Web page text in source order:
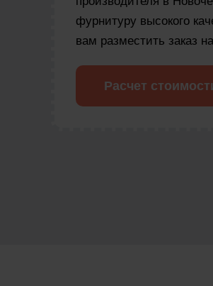
фурнитуру высокого
вам разместить заказ
Расчет